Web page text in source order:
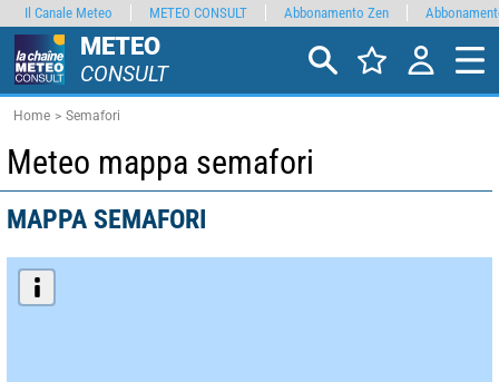
METEO
CONSULT
Home Semafori
Meteo mappa semafori
MAPPA SEMAFORI
Il Canale Meteo METEO CONSULT Abbonamento Zen